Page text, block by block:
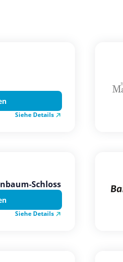
Siehe Details
Schloss
Siehe Details